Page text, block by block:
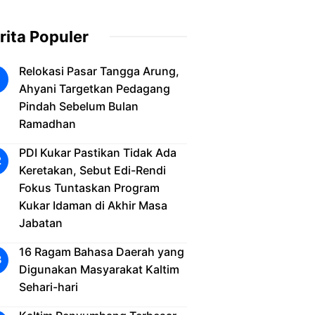
Populer
Relokasi Pasar Tangga Arung,
Ahyani Targetkan Pedagang
Pindah Sebelum Bulan
Ramadhan
PDI Kukar Pastikan Tidak Ada
Keretakan, Sebut Edi-Rendi
Fokus Tuntaskan Program
Kukar Idaman di Akhir Masa
Jabatan
16 Ragam Bahasa Daerah yang
Digunakan Masyarakat Kaltim
Sehari-hari